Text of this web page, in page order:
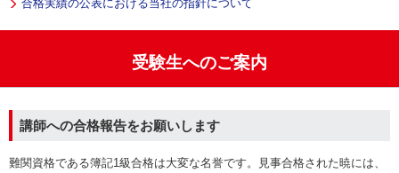
合格実績の公表における当社の指針について
受験生へのご案内
講師への合格報告をお願いします
難関資格である簿記1級合格は大変な名誉です。見事合格された暁には、